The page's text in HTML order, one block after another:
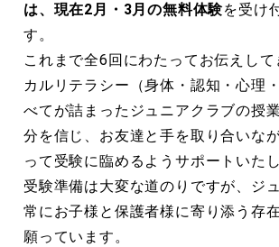
は、現在2月・ 3月の無料体験を受け
す。
これまで全6回にわたってお伝えし
カルリテラシー（身体・認知・心理
べてが詰まったジュニアクラブの授
分を信じ、お友達と手を取り合いな
って受験に臨めるようサポートいたし
受験準備は大変な道のりですが、ジ
常にお子様と保護者様に寄り添う存
願っています。